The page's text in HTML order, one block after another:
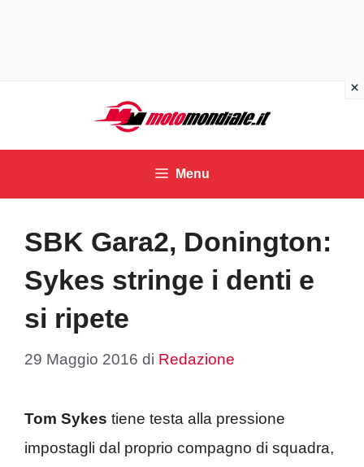
contenuto
Menu
SBK Gara2, Donington:
Sykes stringe i denti e
si ripete
29 Maggio 2016 di Redazione
Tom Sykes tiene testa alla pressione
impostagli dal proprio compagno di squadra,